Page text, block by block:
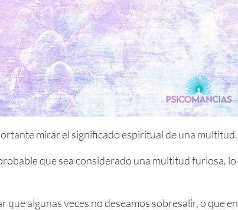
mirar el significado espiritual de una multitud.
que sea considerado una multitud furiosa, lo
algunas veces no deseamos sobresalir, o que en